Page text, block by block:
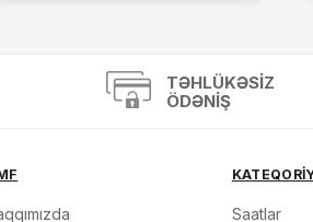
TƏHLÜKƏSIZ
ÖDƏNIŞ
Saatlar